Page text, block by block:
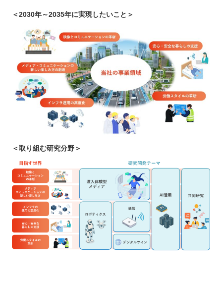
＜2030年～2035年に実現したいこと＞
＜取り組む研究分野＞